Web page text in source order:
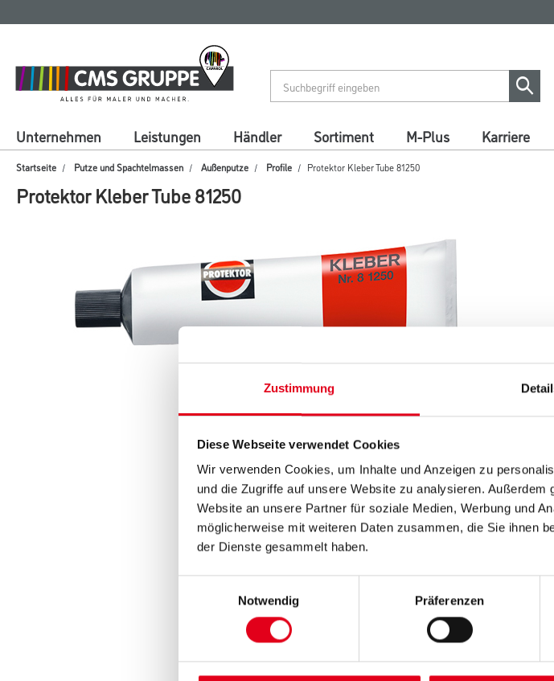
Zustimmung
Diese Webseite verwendet Cookies
Wir verwenden Cookies, um Inhalte und Anzeigen zu
und die Zugriffe auf unsere Website zu analysieren.
Website an unsere Partner für soziale Medien, Werbung und
möglicherweise mit weiteren Daten zusammen, die Sie ihnen
der Dienste gesammelt haben.
Notwendig
Präferenzen
springen
springen
Unternehmen Leistungen Händler Sortiment M-Plus Karriere
Startseite Putze und Spachtelmassen Außenputze Profile Protektor Kleber Tube 81250
Protektor Kleber Tube 81250